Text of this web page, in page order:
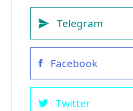
Telegram
Facebook
Twitter